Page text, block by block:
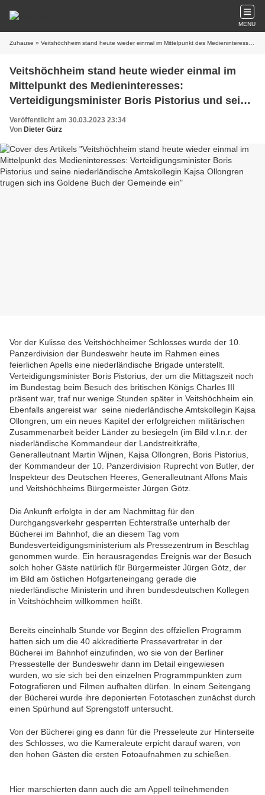
MENU
Zuhause » Veitshöchheim stand heute wieder einmal im Mittelpunkt des Medieninteresses: Verteidigungsminister Boris Pistorius und seine niederländische Amtskollegin Kajsa Ollongren trugen sich ins Goldene Buch der Gemeinde ein
Veitshöchheim stand heute wieder einmal im
Mittelpunkt des Medieninteresses:
Verteidigungsminister Boris Pistorius und seine
niederländische Amtskollegin Kajsa Ollongren
trugen sich ins Goldene Buch der Gemeinde ein
Veröffentlicht am 30.03.2023 23:34
Von Dieter Gürz
Vor der Kulisse des Veitshöchheimer Schlosses wurde der 10.
Panzerdivision der Bundeswehr heute im Rahmen eines
feierlichen Apells eine niederländische Brigade unterstellt.
Verteidigungsminister Boris Pistorius, der um die Mittagszeit noch
im Bundestag beim Besuch des britischen Königs Charles III
präsent war, traf nur wenige Stunden später in Veitshöchheim ein.
Ebenfalls angereist war seine niederländische Amtskollegin Kajsa
Ollongren, um ein neues Kapitel der erfolgreichen militärischen
Zusammenarbeit beider Länder zu besiegeln (im Bild v.l.n.r. der
niederländische Kommandeur der Landstreitkräfte,
Generalleutnant Martin Wijnen, Kajsa Ollongren, Boris Pistorius,
der Kommandeur der 10. Panzerdivision Ruprecht von Butler, der
Inspekteur des Deutschen Heeres, Generalleutnant Alfons Mais
und Veitshöchheims Bürgermeister Jürgen Götz.
Die Ankunft erfolgte in der am Nachmittag für den
Durchgangsverkehr gesperrten Echterstraße unterhalb der
Bücherei im Bahnhof, die an diesem Tag vom
Bundesverteidigungsministerium als Pressezentrum in Beschlag
genommen wurde. Ein herausragendes Ereignis war der Besuch
solch hoher Gäste natürlich für Bürgermeister Jürgen Götz, der
im Bild am östlichen Hofgarteneingang gerade die
niederländische Ministerin und ihren bundesdeutschen Kollegen
in Veitshöchheim willkommen heißt.
Bereits eineinhalb Stunde vor Beginn des offziellen Programm
hatten sich um die 40 akkreditierte Pressevertreter in der
Bücherei im Bahnhof einzufinden, wo sie von der Berliner
Pressestelle der Bundeswehr dann im Detail eingewiesen
wurden, wo sie sich bei den einzelnen Programmpunkten zum
Fotografieren und Filmen aufhalten dürfen. In einem Seitengang
der Bücherei wurde ihre deponierten Fototaschen zunächst durch
einen Spürhund auf Sprengstoff untersucht.
Von der Bücherei ging es dann für die Presseleute zur Hinterseite
des Schlosses, wo die Kameraleute erpicht darauf waren, von
den hohen Gästen die ersten Fotoaufnahmen zu schießen.
Hier marschierten dann auch die am Appell teilnehmenden